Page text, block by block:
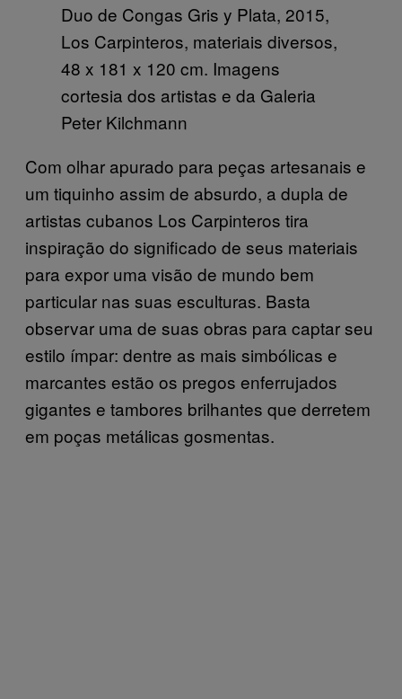
Duo de Congas Gris y Plata, 2015,
Los Carpinteros, materiais diversos,
48 x 181 x 120 cm. Imagens
cortesia dos artistas e da Galeria
Peter Kilchmann
Com olhar apurado para peças artesanais e
um tiquinho assim de absurdo, a dupla de
artistas cubanos Los Carpinteros tira
inspiração do significado de seus materiais
para expor uma visão de mundo bem
particular nas suas esculturas. Basta
observar uma de suas obras para captar seu
estilo ímpar: dentre as mais simbólicas e
marcantes estão os pregos enferrujados
gigantes e tambores brilhantes que derretem
em poças metálicas gosmentas.